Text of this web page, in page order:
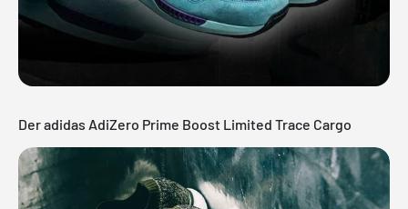
Der adidas AdiZero Prime Boost Limited Trace Cargo